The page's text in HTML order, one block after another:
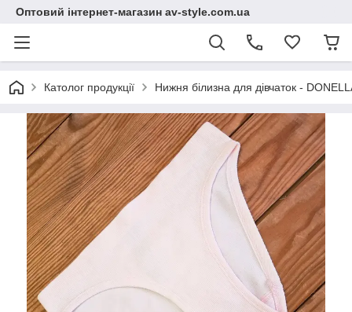
Оптовий інтернет-магазин av-style.com.ua
Католог продукції Нижня білизна для дівчаток -